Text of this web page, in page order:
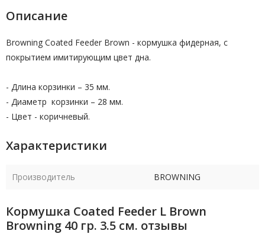
Описание
Browning Coated Feeder Brown - кормушка фидерная, с
покрытием имитирующим цвет дна.
- Длина корзинки – 35 мм.
- Диаметр корзинки – 28 мм.
- Цвет - коричневый.
Характеристики
Производитель BROWNING
Кормушка Coated Feeder L Brown
Browning 40 гр. 3.5 см. отзывы